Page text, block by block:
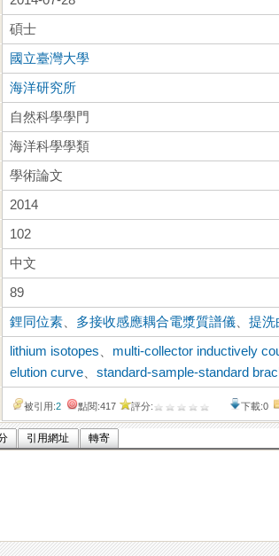
碩士
國立臺灣大學
海洋研究所
自然科學學門
海洋科學學類
學術論文
2014
102
中文
89
鋰同位素 多接收感應耦合電漿質譜儀 、提洗
lithium isotopes multi-collector inductively
elution curve 、standard-sample-standard
被引用:2 點閱:417 評分: 下載:0
引用網址 轉寄